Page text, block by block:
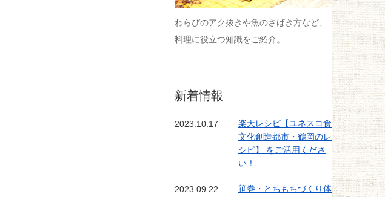
わらびのアク抜きや魚のさばき方など、
料理に役立つ知識をご紹介。
新着情報
2023.10.17
楽天レシピ【ユネスコ食
文化創造都市・鶴岡のレ
シピ】 をご活用くださ
い！
2023.09.22
笹巻・とちもちづくり体